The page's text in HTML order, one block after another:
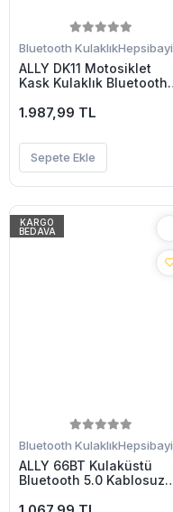
Bluetooth KulaklıkHepsibayi
ALLY DK11 Motosiklet
Kask Kulaklık Bluetooth
IP54 Su Geçirmez
1.987,99 TL
Sepete Ekle
KARGO
BEDAVA
Bluetooth KulaklıkHepsibayi
ALLY 66BT Kulaküstü
Bluetooth 5.0 Kablosuz